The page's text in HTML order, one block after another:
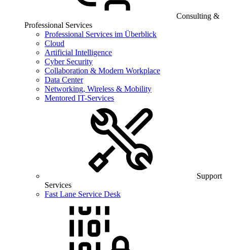
Consulting &
Professional Services
Professional Services im Überblick
Cloud
Artificial Intelligence
Cyber Security
Collaboration & Modern Workplace
Data Center
Networking, Wireless & Mobility
Mentored IT-Services
Support
Services
Fast Lane Service Desk